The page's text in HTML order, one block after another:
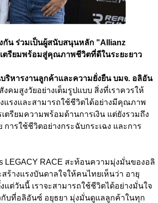
กัน ร่วมเป็นผู้สนับสนุนหลัก "Allianz
ตรียมพร้อมสู่คุณภาพชีวิตที่ดีในระยะยาว
หารงานลูกค้าและความยั่งยืน บมจ. อลิอัน
คมสูงวัยอย่างเต็มรูปแบบ สิ่งที่เราควรให้
รงและสามารถใช้ชีวิตได้อย่างมีคุณภาพ
ตรียมความพร้อมด้านการเงิน แต่ยังรวมถึง
ารใช้ชีวิตอย่างกระฉับกระเฉง และการ
LEGACY RACE สะท้อนความมุ่งมั่นของอลิ
ร้างแรงบันดาลใจให้คนไทยเห็นว่า อายุ
ต่วันนี้ เราจะสามารถใช้ชีวิตได้อย่างมั่นใจ
บที่อลิอันซ์ อยุธยา มุ่งมั่นดูแลลูกค้าในทุก